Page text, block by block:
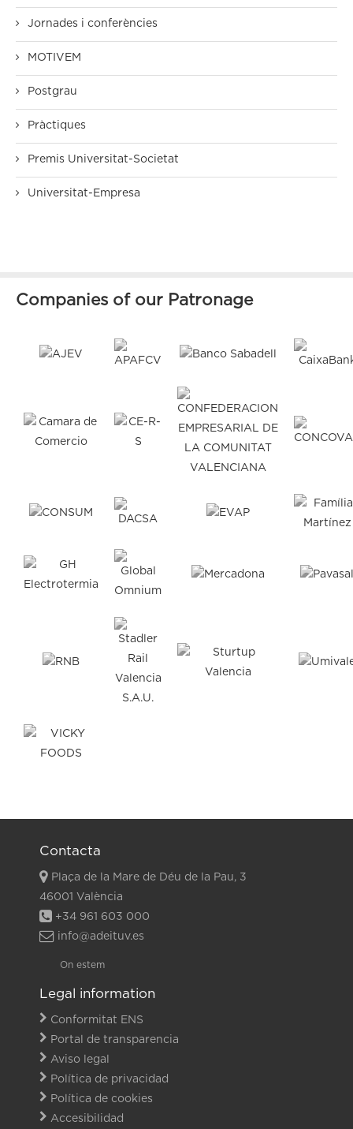
Jornades i conferències
MOTIVEM
Postgrau
Pràctiques
Premis Universitat-Societat
Universitat-Empresa
Companies of our Patronage
Contacta
Plaça de la Mare de Déu de la Pau, 3
46001 València
+34 961 603 000
info@adeituv.es
On estem
Legal information
Conformitat ENS
Portal de transparencia
Aviso legal
Política de privacidad
Política de cookies
Accesibilidad